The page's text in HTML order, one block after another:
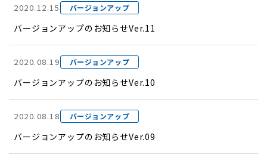
2020.12.15 バージョンアップ
バージョンアップのお知らせVer.11
2020.08.19 バージョンアップ
バージョンアップのお知らせVer.10
2020.08.18 バージョンアップ
バージョンアップのお知らせVer.09